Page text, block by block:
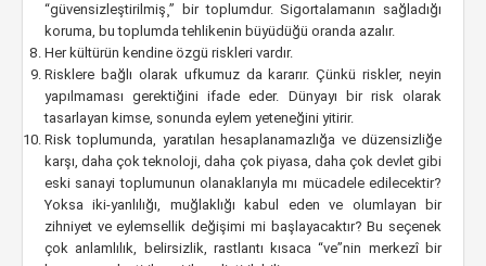
“güvensizleştirilmiş¸” bir toplumdur. Sigortalamanın sağladığı
koruma, bu toplumda tehlikenin büyüdüğü oranda azalır.
Her kültürün kendine özgü riskleri vardır.
Risklere bağlı olarak ufkumuz da kararır. Çünkü riskler, neyin
yapılmaması gerektiğini ifade eder. Dünyayı bir risk olarak
tasarlayan kimse, sonunda eylem yeteneğini yitirir.
Risk toplumunda, yaratılan hesaplanamazlığa ve düzensizliğe
karşı, daha çok teknoloji, daha çok piyasa, daha çok devlet gibi
eski sanayi toplumunun olanaklarıyla mı mücadele edilecektir?
Yoksa iki-yanlılığı, muğlaklığı kabul eden ve olumlayan bir
zihniyet ve eylemsellik değişimi mi başlayacaktır? Bu seçenek
çok anlamlılık, belirsizlik, rastlantı kısaca “ve”nin merkezî bir